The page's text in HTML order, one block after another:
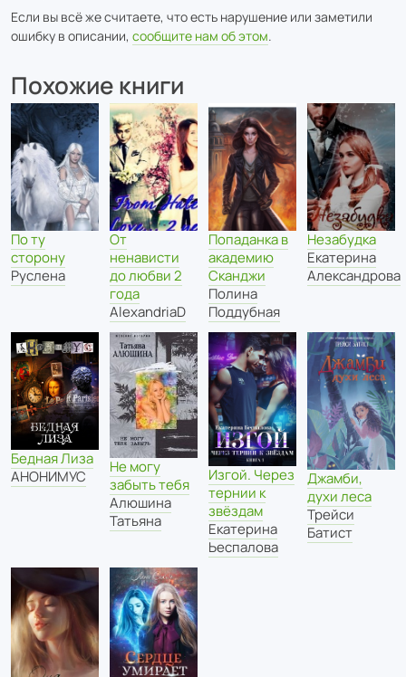
Если вы всё же считаете, что есть нарушение или заметили
ошибку в описании, сообщите нам об этом.
Похожие книги
По ту
сторону
Руслена
От
ненависти
до любви 2
года
AlexandriaD
Попаданка в
академию
Сканджи
Полина
Поддубная
Незабудка
Екатерина
Александрова
Бедная Лиза
АНОНИМУС
Не могу
забыть тебя
Алюшина
Татьяна
Изгой. Через
тернии к
звёздам
Екатерина
Ьеспалова
Джамби,
духи леса
Трейси
Батист